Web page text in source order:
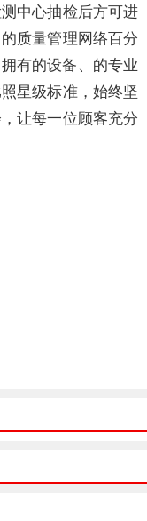
中心抽检后方可进
质量管理网络百分
有的设备、的专业
星级标准，始终坚
让每一位顾客充分